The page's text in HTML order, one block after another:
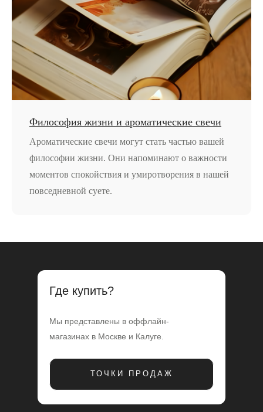
Философия жизни и ароматические свечи
Ароматические свечи могут стать частью вашей
философии жизни. Они напоминают о важности
моментов спокойствия и умиротворения в нашей
повседневной суете.
Где купить?
Мы представлены в оффлайн-
магазинах в Москве и Калуге.
ТОЧКИ ПРОДАЖ